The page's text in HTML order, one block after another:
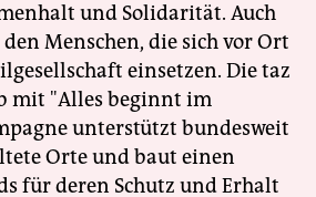
und Solidarität. Auch
Menschen, die sich vor Ort
einsetzen. Die taz
mit "Alles beginnt im
unterstützt bundesweit
Orte und baut einen
für deren Schutz und Erhalt